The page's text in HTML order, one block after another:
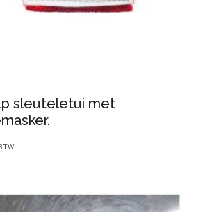
sleuteletui met